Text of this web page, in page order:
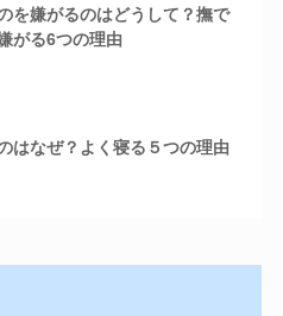
を嫌がるのはどうして？撫で
がる6つの理由
はなぜ？よく寝る５つの理由